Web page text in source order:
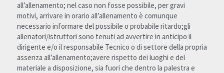
all’allenamento; nel caso non fosse possibile, per gravi
motivi, arrivare in orario all’allenamento è comunque
necessario informare del possibile o probabile ritardo;gli
allenatori/istruttori sono tenuti ad avvertire in anticipo il
dirigente e/o il responsabile Tecnico o di settore della propria
assenza all’allenamento;avere rispetto dei luoghi e del
materiale a disposizione, sia fuori che dentro la palestra e